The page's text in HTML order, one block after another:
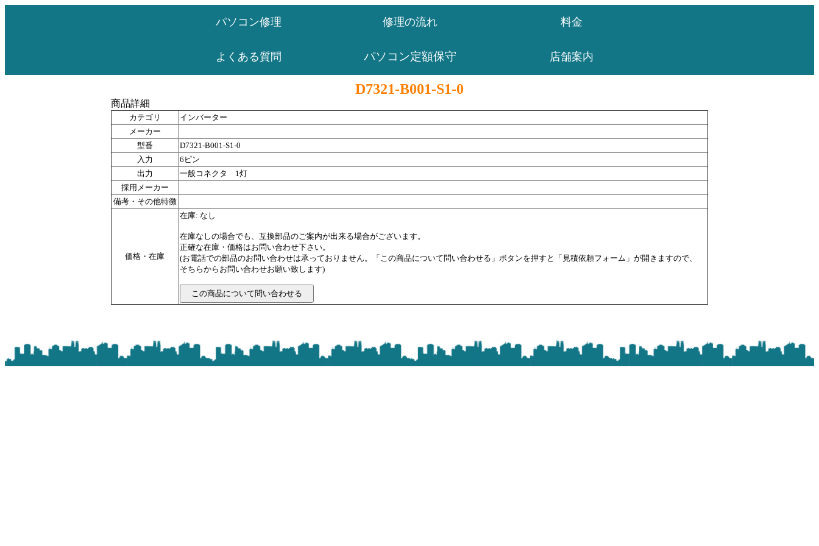
パソコン修理 修理の流れ 料金
よくある質問 パソコン定額保守 店舗案内
D7321-B001-S1-0
商品詳細
カテゴリ
インバーター
メーカー
型番
D7321-B001-S1-0
入力
6ピン
出力
一般コネクタ 1灯
採用メーカー
備考・その他特徴
価格・在庫
在庫: なし
在庫なしの場合でも、互換部品のご案内が出来る場合がございます。
正確な在庫・価格はお問い合わせ下さい。
(お電話での部品のお問い合わせは承っておりません。「この商品について問い合わせる」ボタンを押すと「見積依頼フォーム」が開きますので、
そちらからお問い合わせお願い致します)